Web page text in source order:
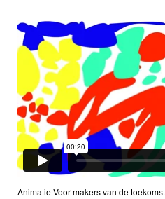
Animatie Voor makers van de